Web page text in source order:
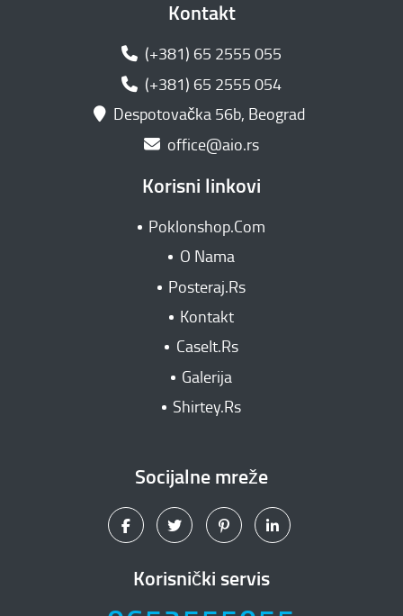
Kontakt
(+381) 65 2555 055
(+381) 65 2555 054
Despotovačka 56b, Beograd
office@aio.rs
Korisni linkovi
Poklonshop.Com
O Nama
Posteraj.Rs
Kontakt
CaseIt.Rs
Galerija
Shirtey.Rs
Socijalne mreže
Korisnički servis